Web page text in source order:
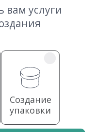
услуги
Создание
упаковки